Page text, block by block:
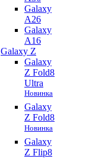
Galaxy
A26
Galaxy
A16
Galaxy Z
Galaxy
Z Fold8
Ultra
Новинка
Galaxy
Z Fold8
Новинка
Galaxy
Z Flip8